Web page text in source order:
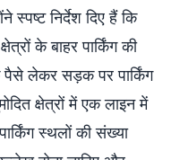
स्पष्ट निर्देश दिए हैं कि
के बाहर पार्किंग की
पैसे लेकर सड़क पर पार्किंग
क्षेत्रों में एक लाइन में
स्थलों की संख्या